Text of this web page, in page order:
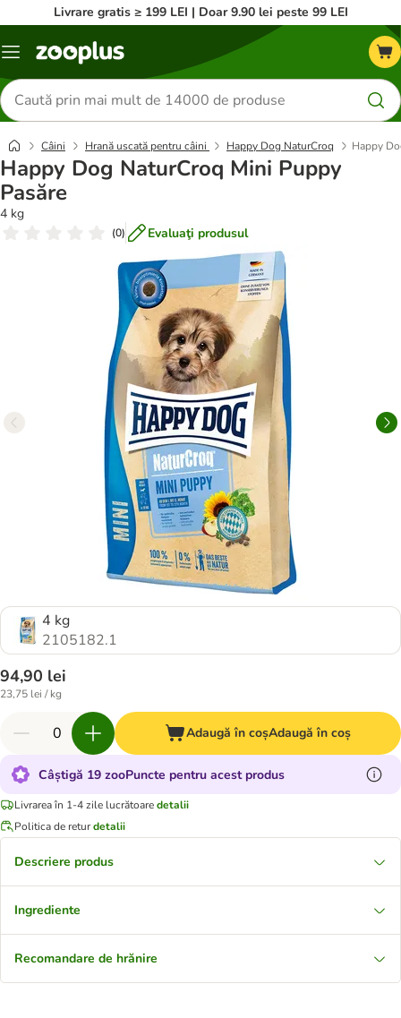
Livrare gratis ≥ 199 LEI | Doar 9.90 lei peste 99 LEI
Categorii
Căutare
produse
Câini Hrană uscată pentru câini Happy Dog NaturCroq Happy
Happy Dog NaturCroq Mini Puppy
Pasăre
4 kg
(0) Evaluaţi produsul
4 kg
2105182.1
94,90 lei
23,75 lei / kg
Adaugă în coșAdaugă în coș
Câștigă 19 zooPuncte pentru acest produs
Livrarea în 1-4 zile lucrătoaredetalii
Politica de returdetalii
Descriere produs
Ingrediente
Recomandare de hrănire